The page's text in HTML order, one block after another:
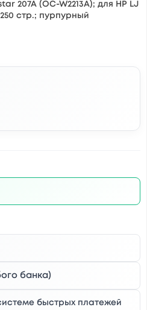
207A (OC-W2213A); для HP LJ
стр.; пурпурный
банка)
быстрых платежей